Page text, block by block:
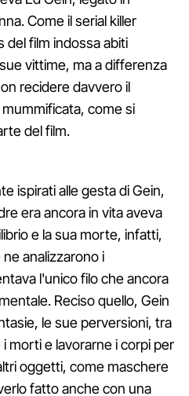
Come il serial killer
del film indossa abiti
vittime, ma a differenza
recidere davvero il
come si
del film.
ispirati alle gesta di Gein,
era ancora in vita aveva
e la sua morte, infatti,
analizzarono i
l'unico filo che ancora
Reciso quello, Gein
le sue perversioni, tra
morti e lavorarne i corpi per
oggetti, come maschere
fatto anche con una